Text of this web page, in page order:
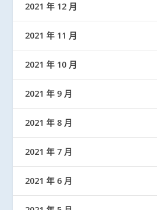
2021 年 12 月
2021 年 11 月
2021 年 10 月
2021 年 9 月
2021 年 8 月
2021 年 7 月
2021 年 6 月